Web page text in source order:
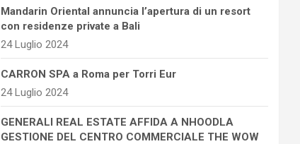
Mandarin Oriental annuncia l’apertura di un resort
con residenze private a Bali
24 Luglio 2024
CARRON SPA a Roma per Torri Eur
24 Luglio 2024
GENERALI REAL ESTATE AFFIDA A NHOODLA
GESTIONE DEL CENTRO COMMERCIALE THE WOW